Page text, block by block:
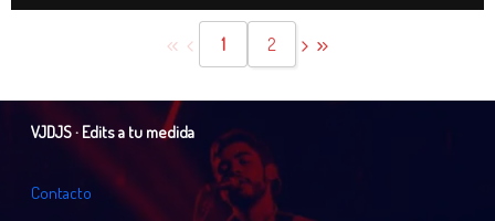
1 2
VJDJS · Edits a tu medida
Contacto